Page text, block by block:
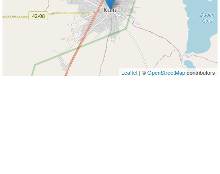
Leaflet | ©OpenStreetMapcontributors